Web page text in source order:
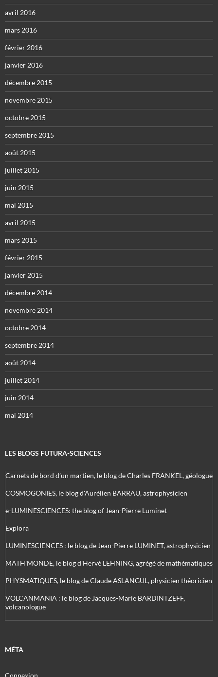
avril 2016
mars 2016
février 2016
janvier 2016
décembre 2015
novembre 2015
octobre 2015
septembre 2015
août 2015
juillet 2015
juin 2015
mai 2015
avril 2015
mars 2015
février 2015
janvier 2015
décembre 2014
novembre 2014
octobre 2014
septembre 2014
août 2014
juillet 2014
juin 2014
mai 2014
LES BLOGS FUTURA-SCIENCES
Carnets de bord d’un martien, le blog de Charles FRANKEL, géologue
COSMOGONIES, le blog d'Aurélien BARRAU, astrophysicien
e-LUMINESCIENCES: the blog of Jean-Pierre Luminet
Explora
LUMINESCIENCES : le blog de Jean-Pierre LUMINET, astrophysicien
MATH'MONDE, le blog d'Hervé LEHNING, agrégé de mathématiques
PHYSMATIQUES, le blog de Claude ASLANGUL, physicien théoricien
VOLCANMANIA : le blog de Jacques-Marie BARDINTZEFF,
volcanologue
MÉTA